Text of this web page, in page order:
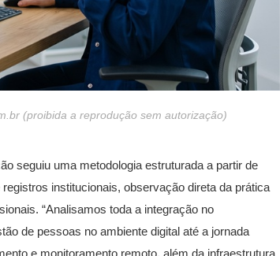
(proibida a reprodução sem autorização)
seguiu uma metodologia estruturada a partir de
institucionais, observação direta da prática
“Analisamos toda a integração no
de pessoas no ambiente digital até a jornada